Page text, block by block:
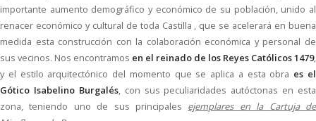
importante aumento demográfico y económico de su población, unido al
renacer económico y cultural de toda Castilla , que se acelerará en buena
medida esta construcción con la colaboración económica y personal de
sus vecinos. Nos encontramos en el reinado de los Reyes Católicos 1479,
y el estilo arquitectónico del momento que se aplica a esta obra es el
Gótico Isabelino Burgalés, con sus peculiaridades autóctonas en esta
zona, teniendo uno de sus principales ejemplares en la Cartuja de